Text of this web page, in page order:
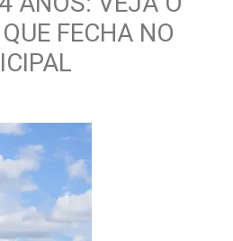
FECHA NO